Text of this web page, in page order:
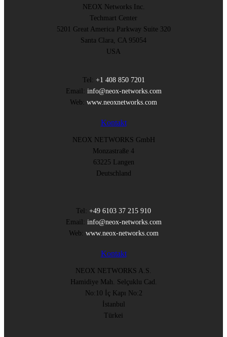
NEOX Networks Inc.
Techmart Center
5201 Great America Parkway Suite 320
Santa Clara, CA 95054
USA
Tel: +1 408 850 7201
Email: info@neox-networks.com
Web: www.neoxnetworks.com
Kontakt
NEOX NETWORKS GmbH
Monzastraße 4
63225 Langen
Deutschland
Tel: +49 6103 37 215 910
Email: info@neox-networks.com
Web: www.neox-networks.com
Kontakt
NEOX NETWORKS A.S.
Hamidiye Mah. Selçuklu Cad.
No:10 İç Kapı No:2
İstanbul
Türkei